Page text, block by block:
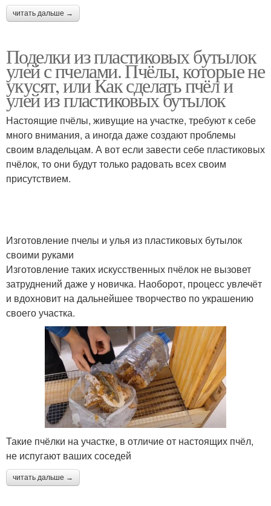
читать дальше →
Поделки из пластиковых бутылок
улей с пчелами. Пчёлы, которые не
укусят, или Как сделать пчёл и
улей из пластиковых бутылок
Настоящие пчёлы, живущие на участке, требуют к себе
много внимания, а иногда даже создают проблемы
своим владельцам. А вот если завести себе пластиковых
пчёлок, то они будут только радовать всех своим
присутствием.
Изготовление пчелы и улья из пластиковых бутылок
своими руками
Изготовление таких искусственных пчёлок не вызовет
затруднений даже у новичка. Наоборот, процесс увлечёт
и вдохновит на дальнейшее творчество по украшению
своего участка.
Такие пчёлки на участке, в отличие от настоящих пчёл,
не испугают ваших соседей
читать дальше →